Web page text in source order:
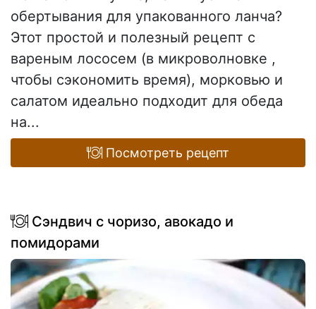
обертывания для упакованного ланча?
Этот простой и полезный рецепт с
вареным лососем (в микроволновке ,
чтобы сэкономить время), морковью и
салатом идеально подходит для обеда
на...
Посмотреть рецепт
Сэндвич с чоризо, авокадо и
помидорами